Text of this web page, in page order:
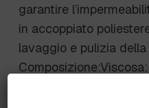
garantire
in accoppiato
lavaggio e pulizia della